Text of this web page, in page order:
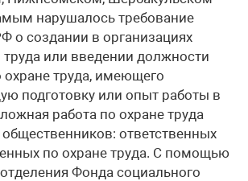
нарушалось требование
о создании в организациях
или введении должности
охране труда, имеющего
подготовку или опыт работы в
работа по охране труда
общественников: ответственных
по охране труда. С помощью
Фонда социального